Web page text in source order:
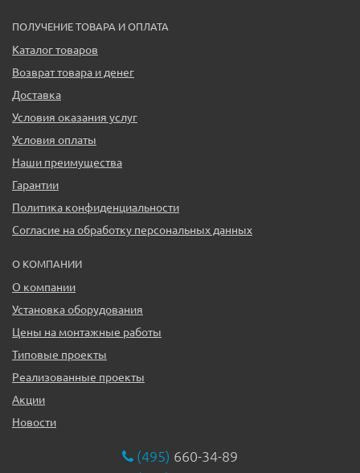
ПОЛУЧЕНИЕ ТОВАРА И ОПЛАТА
Каталог товаров
Возврат товара и денег
Доставка
Условия оказания услуг
Условия оплаты
Наши преимущества
Гарантии
Политика конфиденциальности
Согласие на обработку персональных данных
О КОМПАНИИ
О компании
Установка оборудования
Цены на монтажные работы
Типовые проекты
Реализованные проекты
Акции
Новости
(495) 660-34-89